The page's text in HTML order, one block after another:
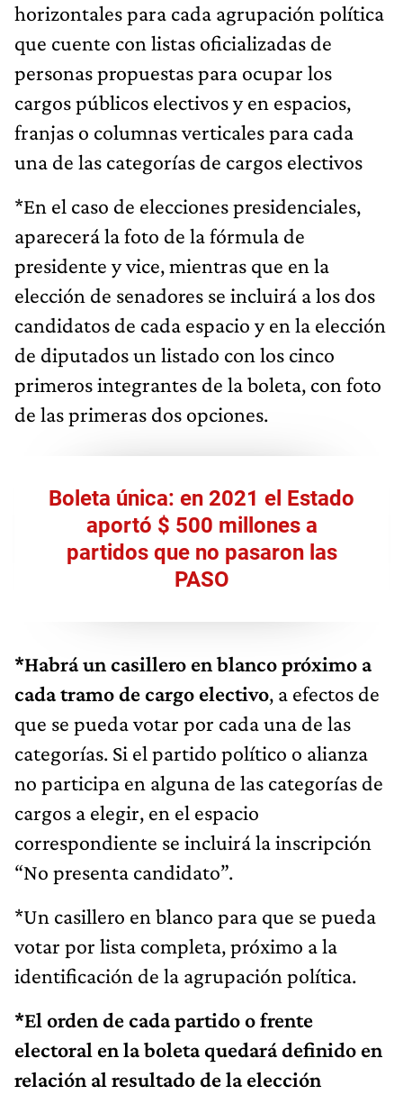
horizontales para cada agrupación política
que cuente con listas oficializadas de
personas propuestas para ocupar los
cargos públicos electivos y en espacios,
franjas o columnas verticales para cada
una de las categorías de cargos electivos
*En el caso de elecciones presidenciales,
aparecerá la foto de la fórmula de
presidente y vice, mientras que en la
elección de senadores se incluirá a los dos
candidatos de cada espacio y en la elección
de diputados un listado con los cinco
primeros integrantes de la boleta, con foto
de las primeras dos opciones.
Boleta única: en 2021 el Estado
aportó $ 500 millones a
partidos que no pasaron las
PASO
*Habrá un casillero en blanco próximo a
cada tramo de cargo electivo, a efectos de
que se pueda votar por cada una de las
categorías. Si el partido político o alianza
no participa en alguna de las categorías de
cargos a elegir, en el espacio
correspondiente se incluirá la inscripción
“No presenta candidato”.
*Un casillero en blanco para que se pueda
votar por lista completa, próximo a la
identificación de la agrupación política.
*El orden de cada partido o frente
electoral en la boleta quedará definido en
relación al resultado de la elección